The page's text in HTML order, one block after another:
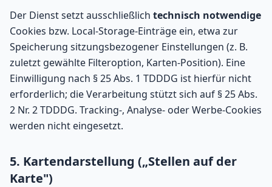
Der Dienst setzt ausschließlich technisch notwendige
Cookies bzw. Local-Storage-Einträge ein, etwa zur
Speicherung sitzungsbezogener Einstellungen (z. B.
zuletzt gewählte Filteroption, Karten-Position). Eine
Einwilligung nach § 25 Abs. 1 TDDDG ist hierfür nicht
erforderlich; die Verarbeitung stützt sich auf § 25 Abs.
2 Nr. 2 TDDDG. Tracking-, Analyse- oder Werbe-Cookies
werden nicht eingesetzt.
5. Kartendarstellung („Stellen auf der
Karte")